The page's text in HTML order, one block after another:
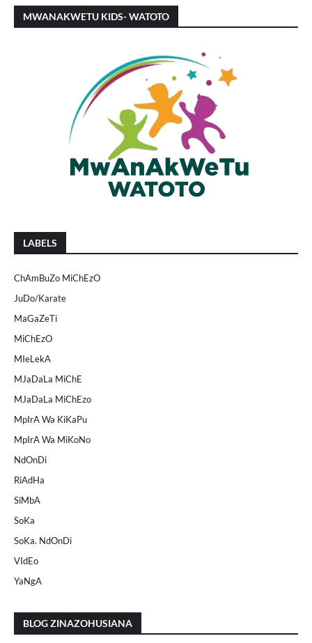
MWANAKWETU KIDS- WATOTO
LABELS
ChAmBuZo MiChEzO
JuDo/Karate
MaGaZeTi
MiChEzO
MIeLekA
MJaDaLa MiChE
MJaDaLa MiChEzo
MpIrA Wa KiKaPu
MpIrA Wa MiKoNo
NdOnDi
RiAdHa
SiMbA
SoKa
SoKa. NdOnDi
VIdEo
YaNgA
BLOG ZINAZOHUSIANA